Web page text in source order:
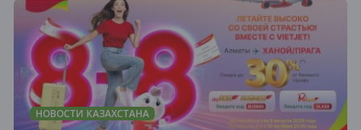
НОВОСТИ КАЗАХСТАНА